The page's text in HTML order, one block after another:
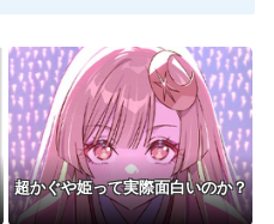
超かぐや姫って実際面白いのか？